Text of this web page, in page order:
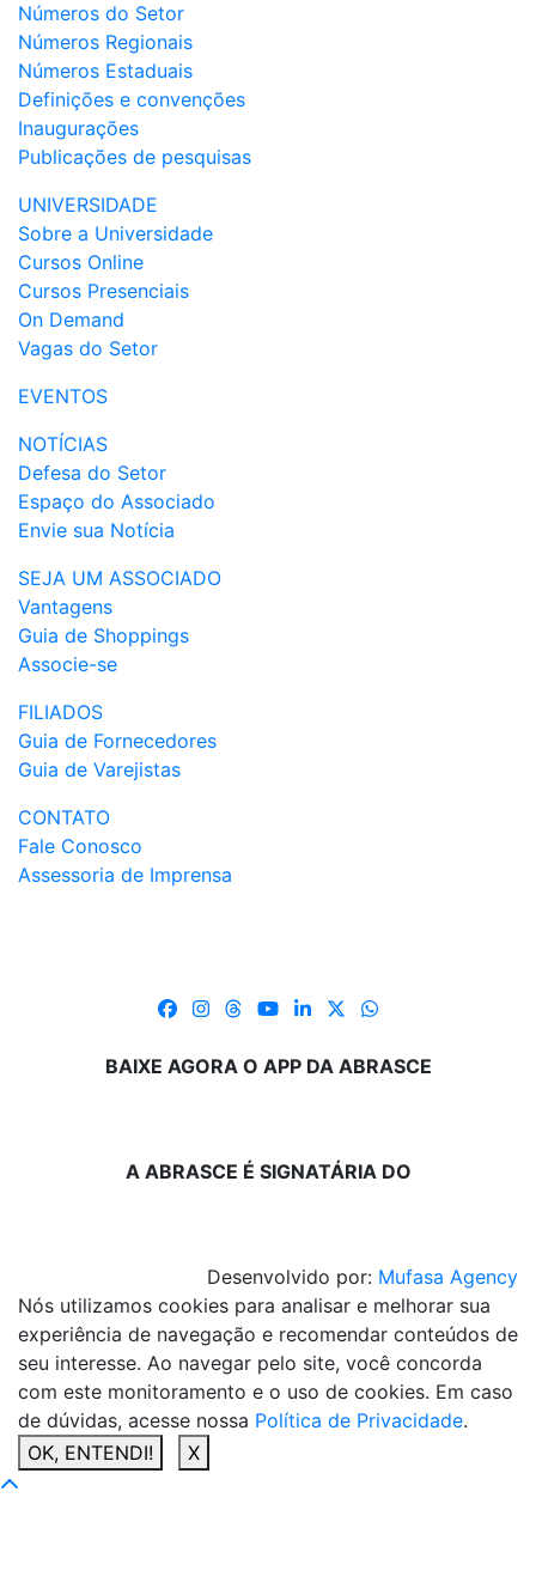
Números do Setor
Números Regionais
Números Estaduais
Definições e convenções
Inaugurações
Publicações de pesquisas
UNIVERSIDADE
Sobre a Universidade
Cursos Online
Cursos Presenciais
On Demand
Vagas do Setor
EVENTOS
NOTÍCIAS
Defesa do Setor
Espaço do Associado
Envie sua Notícia
SEJA UM ASSOCIADO
Vantagens
Guia de Shoppings
Associe-se
FILIADOS
Guia de Fornecedores
Guia de Varejistas
CONTATO
Fale Conosco
Assessoria de Imprensa
BAIXE AGORA O APP DA ABRASCE
A ABRASCE É SIGNATÁRIA DO
Desenvolvido por: Mufasa Agency
Nós utilizamos cookies para analisar e melhorar sua
experiência de navegação e recomendar conteúdos de
seu interesse. Ao navegar pelo site, você concorda
com este monitoramento e o uso de cookies. Em caso
de dúvidas, acesse nossa Política de Privacidade.
OK, ENTENDI!
X